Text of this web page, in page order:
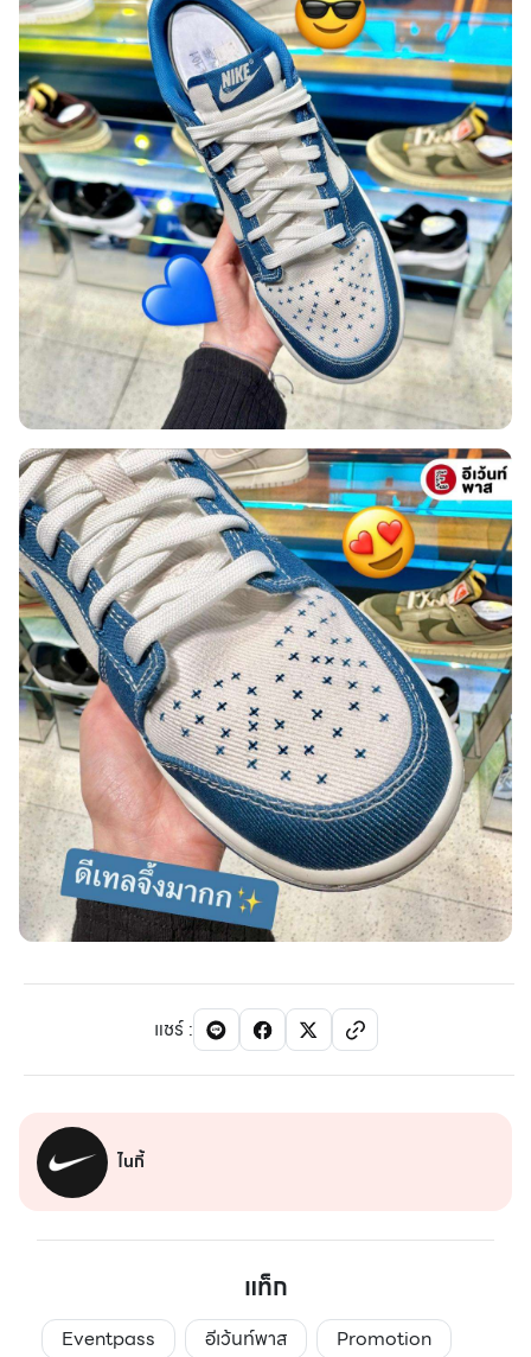
แชร์:
ไนกี้
แท็ก
Eventpass อีเว้นท์พาส
Promotion